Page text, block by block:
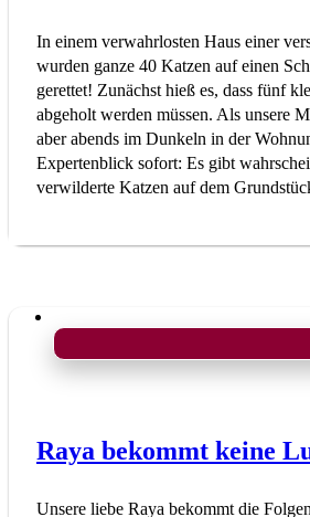
In einem verwahrlosten Haus einer
wurden ganze 40 Katzen auf einen
gerettet! Zunächst hieß es, dass fünf
abgeholt werden müssen. Als unsere
aber abends im Dunkeln in der
Expertenblick sofort: Es gibt
verwilderte Katzen auf dem
Raya bekommt keine
Unsere liebe Raya bekommt die